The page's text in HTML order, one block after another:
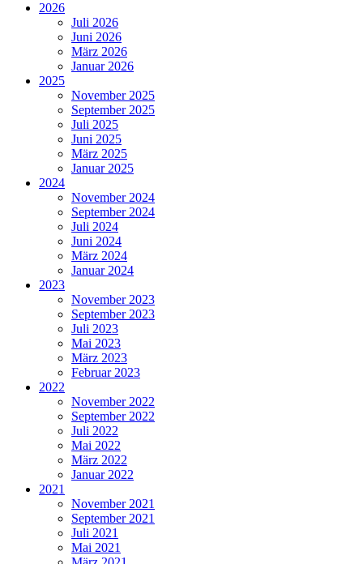
2026
Juli 2026
Juni 2026
März 2026
Januar 2026
2025
November 2025
September 2025
Juli 2025
Juni 2025
März 2025
Januar 2025
2024
November 2024
September 2024
Juli 2024
Juni 2024
März 2024
Januar 2024
2023
November 2023
September 2023
Juli 2023
Mai 2023
März 2023
Februar 2023
2022
November 2022
September 2022
Juli 2022
Mai 2022
März 2022
Januar 2022
2021
November 2021
September 2021
Juli 2021
Mai 2021